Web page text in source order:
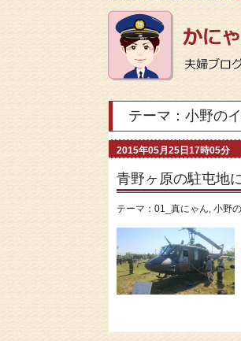
テーマ：小野の
2015年05月25日17時05分
青野ヶ原の駐屯地
テーマ： 01_真にゃん, 小野